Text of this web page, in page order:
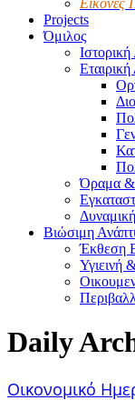
Εικόνες
Projects
Όμιλος
Όραμα &
Βιώσιμη
Έκθεση
Υγιεινή
Daily
Οικονομικό